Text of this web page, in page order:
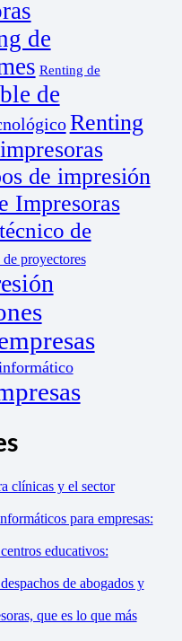
de
Renting de
de
Renting
de impresión
Impresoras
de
proyectores
clínicas y el sector
para empresas:
educativos:
de abogados y
que es lo que más